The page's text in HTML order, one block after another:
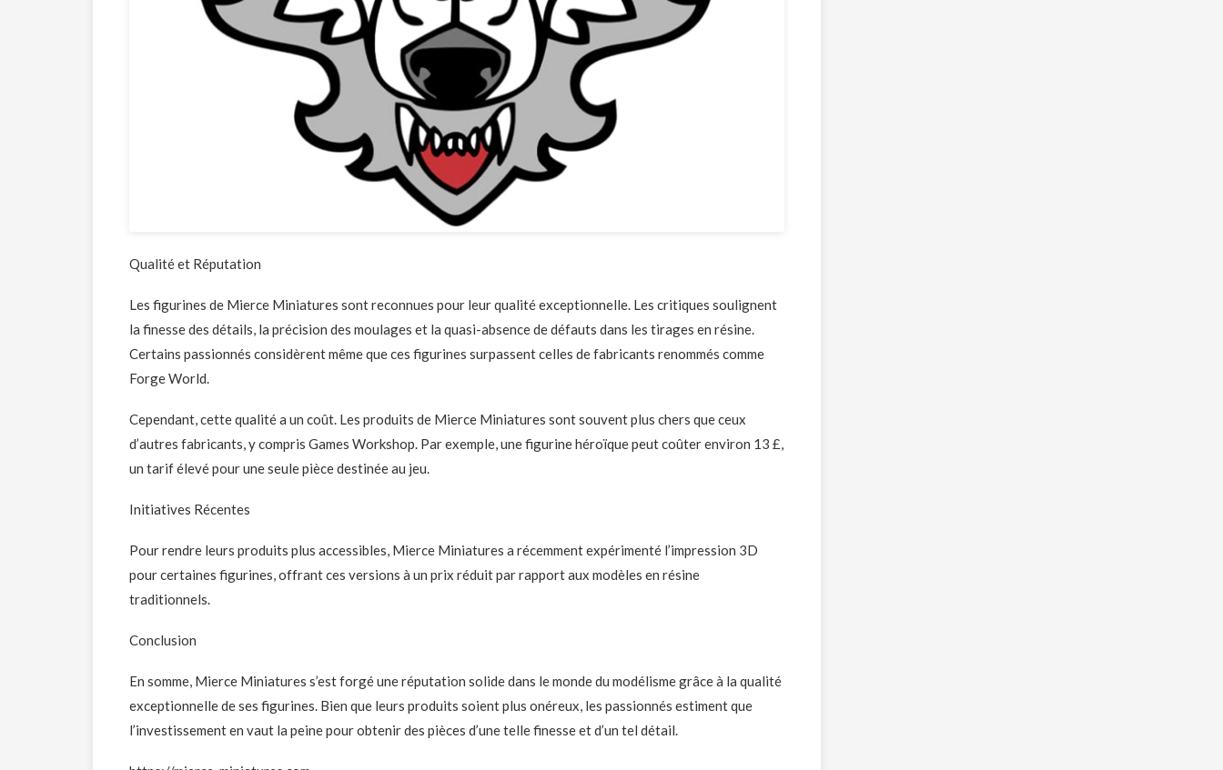
Qualité et Réputation
Les figurines de Mierce Miniatures sont reconnues pour leur qualité exceptionnelle. Les critiques soulignent
la finesse des détails, la précision des moulages et la quasi-absence de défauts dans les tirages en résine.
Certains passionnés considèrent même que ces figurines surpassent celles de fabricants renommés comme
Forge World.
Cependant, cette qualité a un coût. Les produits de Mierce Miniatures sont souvent plus chers que ceux
d’autres fabricants, y compris Games Workshop. Par exemple, une figurine héroïque peut coûter environ 13 £,
un tarif élevé pour une seule pièce destinée au jeu.
Initiatives Récentes
Pour rendre leurs produits plus accessibles, Mierce Miniatures a récemment expérimenté l’impression 3D
pour certaines figurines, offrant ces versions à un prix réduit par rapport aux modèles en résine
traditionnels.
Conclusion
En somme, Mierce Miniatures s’est forgé une réputation solide dans le monde du modélisme grâce à la qualité
exceptionnelle de ses figurines. Bien que leurs produits soient plus onéreux, les passionnés estiment que
l’investissement en vaut la peine pour obtenir des pièces d’une telle finesse et d’un tel détail.